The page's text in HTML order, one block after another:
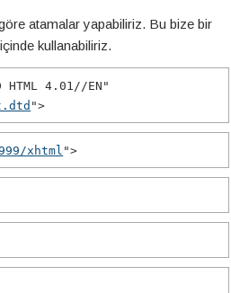
atamalar yapabiliriz. Bu bize bir
kullanabiliriz.
HTML 4.01//EN"
">
xhtml ">